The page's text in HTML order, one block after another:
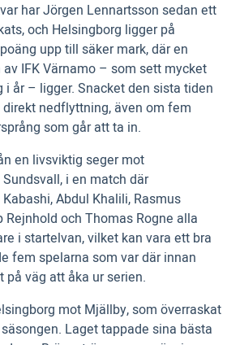
har Jörgen Lennartsson sedan ett
och Helsingborg ligger på
upp till säker mark, där en
IFK Värnamo – som sett mycket
i år – ligger. Snacket den sista tiden
nedflyttning, även om fem
som går att ta in.
en livsviktig seger mot
i en match där
Abdul Khalili, Rasmus
Rejnhold och Thomas Rogne alla
i startelvan, vilket kan vara ett bra
fem spelarna som var där innan
väg att åka ur serien.
mot Mjällby, som överraskat
Laget tappade sina bästa